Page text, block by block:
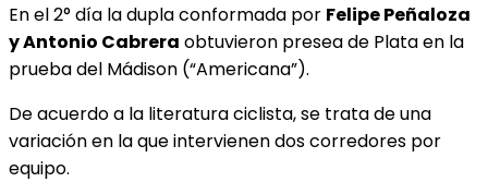
En el 2° día la dupla conformada por Felipe Peñaloza
y Antonio Cabrera obtuvieron presea de Plata en la
prueba del Mádison (“Americana”).
De acuerdo a la literatura ciclista, se trata de una
variación en la que intervienen dos corredores por
equipo.